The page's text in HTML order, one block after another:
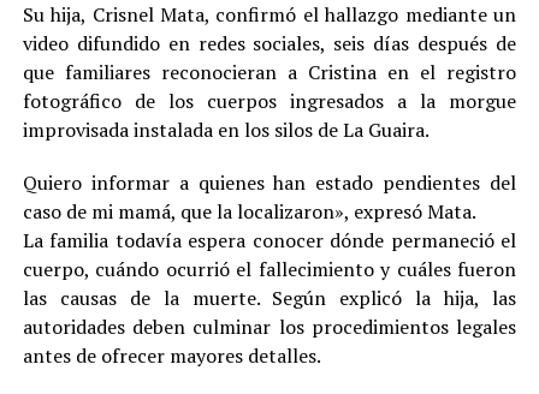
Su hija, Crisnel Mata, confirmó el hallazgo mediante un
video difundido en redes sociales, seis días después de
que familiares reconocieran a Cristina en el registro
fotográfico de los cuerpos ingresados a la morgue
improvisada instalada en los silos de La Guaira.
Quiero informar a quienes han estado pendientes del
caso de mi mamá, que la localizaron», expresó Mata.
La familia todavía espera conocer dónde permaneció el
cuerpo, cuándo ocurrió el fallecimiento y cuáles fueron
las causas de la muerte. Según explicó la hija, las
autoridades deben culminar los procedimientos legales
antes de ofrecer mayores detalles.